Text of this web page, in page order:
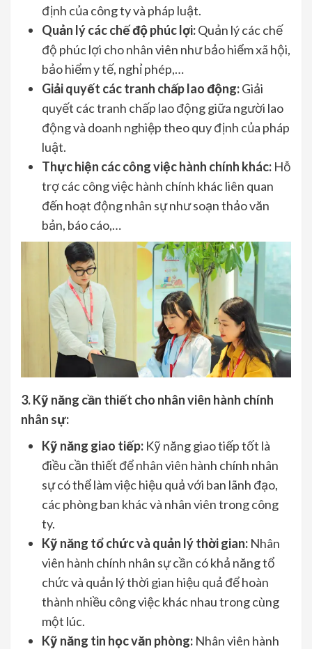
định của công ty và pháp luật.
Quản lý các chế độ phúc lợi:Quản lý các chế
độ phúc lợi cho nhân viên như bảo hiểm xã hội,
bảo hiểm y tế, nghỉ phép,…
Giải quyết các tranh chấp lao động:Giải
quyết các tranh chấp lao động giữa người lao
động và doanh nghiệp theo quy định của pháp
luật.
Thực hiện các công việc hành chính khác: Hỗ
trợ các công việc hành chính khác liên quan
đến hoạt động nhân sự như soạn thảo văn
bản, báo cáo,…
3. Kỹ năng cần thiết cho nhân viên hành chính
nhân sự:
Kỹ năng giao tiếp: Kỹ năng giao tiếp tốt là
điều cần thiết để nhân viên hành chính nhân
sự có thể làm việc hiệu quả với ban lãnh đạo,
các phòng ban khác và nhân viên trong công
ty.
Kỹ năng tổ chức và quản lý thời gian: Nhân
viên hành chính nhân sự cần có khả năng tổ
chức và quản lý thời gian hiệu quả để hoàn
thành nhiều công việc khác nhau trong cùng
một lúc.
Kỹ năng tin học văn phòng: Nhân viên hành